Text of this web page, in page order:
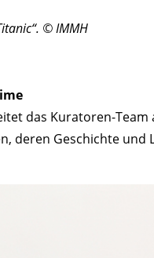
© IMMH
das Kuratoren-Team
deren Geschichte und